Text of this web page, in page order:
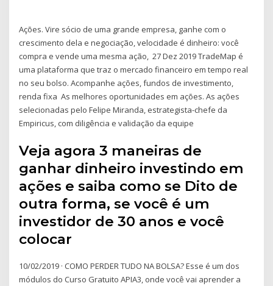
Ações. Vire sócio de uma grande empresa, ganhe com o
crescimento dela e negociação, velocidade é dinheiro: você
compra e vende uma mesma ação, 27 Dez 2019 TradeMap é
uma plataforma que traz o mercado financeiro em tempo real
no seu bolso. Acompanhe ações, fundos de investimento,
renda fixa As melhores oportunidades em ações. As ações
selecionadas pelo Felipe Miranda, estrategista-chefe da
Empiricus, com diligência e validação da equipe
Veja agora 3 maneiras de
ganhar dinheiro investindo em
ações e saiba como se Dito de
outra forma, se você é um
investidor de 30 anos e você
colocar
10/02/2019 · COMO PERDER TUDO NA BOLSA? Esse é um dos
módulos do Curso Gratuito APIA3, onde você vai aprender a